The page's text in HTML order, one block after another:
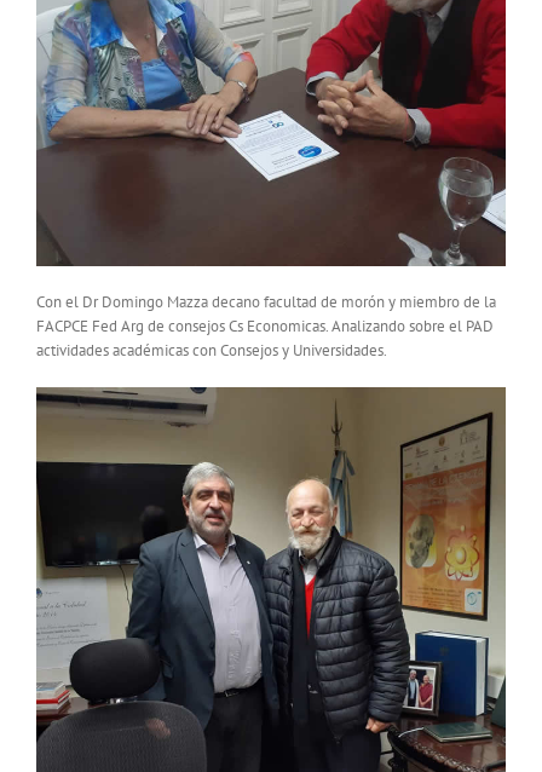
Con el Dr Domingo Mazza decano facultad de morón y miembro de la
FACPCE Fed Arg de consejos Cs Economicas. Analizando sobre el PAD
actividades académicas con Consejos y Universidades.